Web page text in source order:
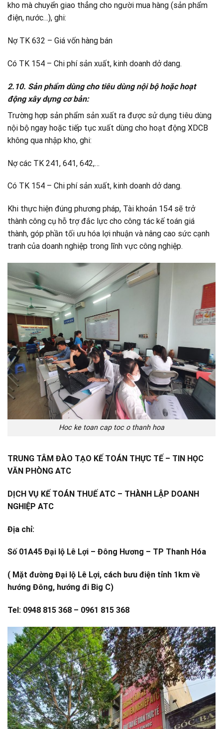
kho mà chuyển giao thẳng cho người mua hàng (sản phẩm
điện, nước…), ghi:
Nợ TK 632 – Giá vốn hàng bán
Có TK 154 – Chi phí sản xuất, kinh doanh dở dang.
2.10. Sản phẩm dùng cho tiêu dùng nội bộ hoặc hoạt
động xây dựng cơ bản:
Trường hợp sản phẩm sản xuất ra được sử dụng tiêu dùng
nội bộ ngay hoặc tiếp tục xuất dùng cho hoạt động XDCB
không qua nhập kho, ghi:
Nợ các TK 241, 641, 642,…
Có TK 154 – Chi phí sản xuất, kinh doanh dở dang.
Khi thực hiện đúng phương pháp, Tài khoản 154 sẽ trở
thành công cụ hỗ trợ đắc lực cho công tác kế toán giá
thành, góp phần tối ưu hóa lợi nhuận và nâng cao sức cạnh
tranh của doanh nghiệp trong lĩnh vực công nghiệp.
Hoc ke toan cap toc o thanh hoa
TRUNG TÂM ĐÀO TẠO KẾ TOÁN THỰC TẾ – TIN HỌC
VĂN PHÒNG ATC
DỊCH VỤ KẾ TOÁN THUẾ ATC – THÀNH LẬP DOANH
NGHIỆP ATC
Địa chỉ:
Số 01A45 Đại lộ Lê Lợi – Đông Hương – TP Thanh Hóa
( Mặt đường Đại lộ Lê Lợi, cách bưu điện tỉnh 1km về
hướng Đông, hướng đi Big C)
Tel: 0948 815 368 – 0961 815 368